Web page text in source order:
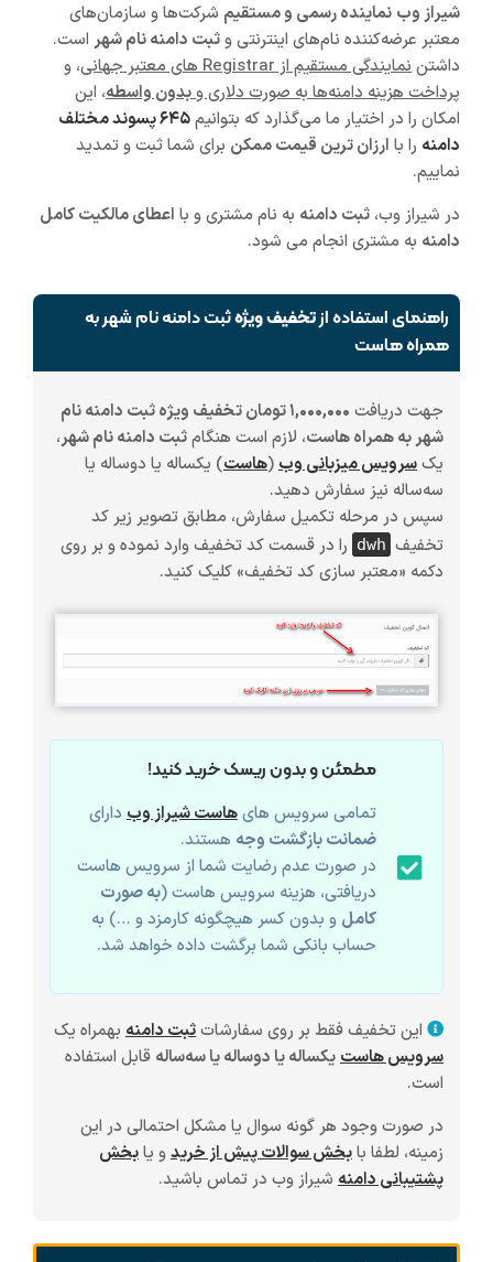
شیرازوب نماینده رسمی و مستقیم شرکت‌ها و سازمان‌های
معتبر عرضه‌کننده نام‌های اینترنتی وثبت دامنه نام شهر است.
داشتننمایندگی مستقیم از Registrar های معتبر جهانی
، و
پرداخت هزینه دامنه‌ها به صورت دلاری وبدون واسطه، این
امکان را در اختیار ما می‌گذارد که بتوانیم
۶۴۵ پسوند مختلف
دامنه را با ارزان ترین قیمت ممکن برای شما ثبت و تمدید
نماییم.
در شیراز وب، ثبت دامنه به نام مشتری و با اعطای مالکیت کامل
دامنه به مشتری انجام می شود.
راهنمای استفاده ازتخفیف ویژهثبت دامنه نام شهر به
همراه هاست
جهت دریافت
۱,۰۰۰,۰۰۰ تومان تخفیف ویژه ثبت دامنه نام
شهر به همراه هاست، لازم است هنگامثبت دامنه نام شهر،
یکسرویس میزبانی وب(هاست) یکساله یا دوساله یا
سه‌ساله نیز سفارش دهید.
سپس در مرحله تکمیل سفارش، مطابق تصویر زیر کد
تخفیف dwh را در قسمت کد تخفیف وارد نموده و بر روی
دکمه «معتبر سازی کد تخفیف» کلیک کنید.
مطمئن و بدون ریسک خرید کنید!
تمامی سرویس هایهاست شیراز وب دارای
ضمانت بازگشت وجه هستند.
در صورت عدم رضایت شما از سرویس هاست
دریافتی، هزینه سرویس هاست (به صورت
کامل و بدون کسر هیچگونه کارمزد و …) به
حساب بانکی شما برگشت داده خواهد شد.
این تخفیف فقط بر روی سفارشاتثبت دامنه بهمراه یک
سرویس هاستیکساله یا دوساله یا سه‌ساله قابل استفاده
است.
در صورت وجود هر گونه سوال یا مشکل احتمالی در این
زمینه، لطفا بابخش سوالات پیش از خریدو یابخش
پشتیبانی دامنه شیراز وب در تماس باشید.